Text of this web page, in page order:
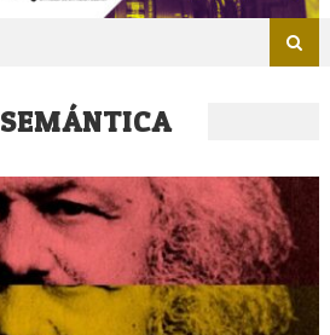
SEMÁNTICA